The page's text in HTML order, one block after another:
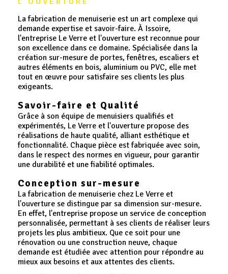
La fabrication de menuiserie est un art complexe qui
demande expertise et savoir-faire. À Issoire,
l'entreprise Le Verre et l'ouverture est reconnue pour
son excellence dans ce domaine. Spécialisée dans la
création sur-mesure de portes, fenêtres, escaliers et
autres éléments en bois, aluminium ou PVC, elle met
tout en œuvre pour satisfaire ses clients les plus
exigeants.
Savoir-faire et Qualité
Grâce à son équipe de menuisiers qualifiés et
expérimentés, Le Verre et l'ouverture propose des
réalisations de haute qualité, alliant esthétique et
fonctionnalité. Chaque pièce est fabriquée avec soin,
dans le respect des normes en vigueur, pour garantir
une durabilité et une fiabilité optimales.
Conception sur-mesure
La fabrication de menuiserie chez Le Verre et
l'ouverture se distingue par sa dimension sur-mesure.
En effet, l'entreprise propose un service de conception
personnalisée, permettant à ses clients de réaliser leurs
projets les plus ambitieux. Que ce soit pour une
rénovation ou une construction neuve, chaque
demande est étudiée avec attention pour répondre au
mieux aux besoins et aux attentes des clients.